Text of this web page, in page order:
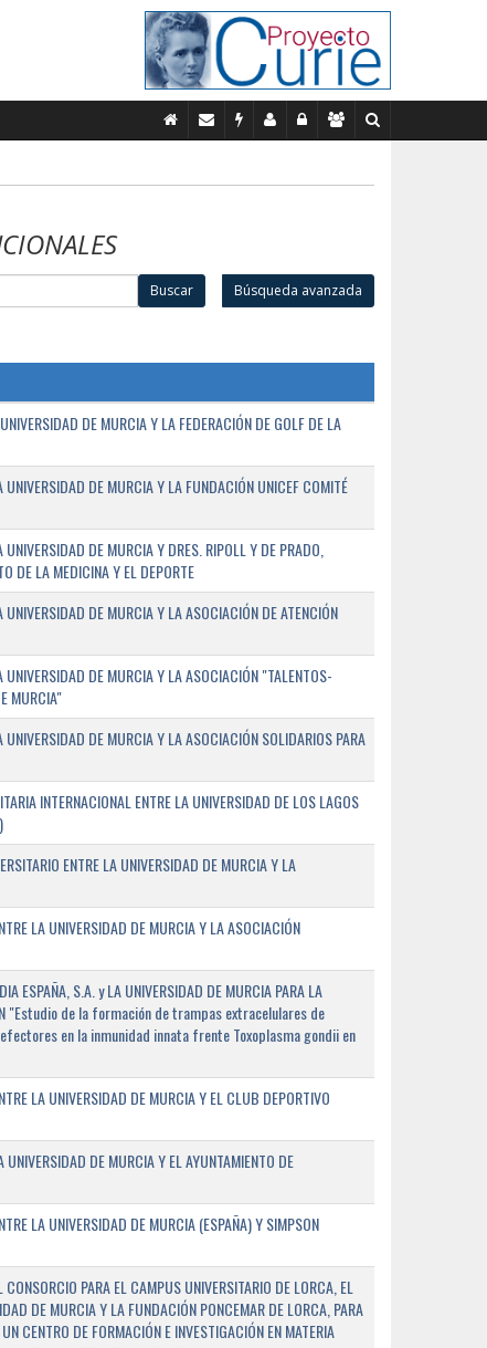
Buscar Búsqueda avanzada
DE MURCIA Y LA FEDERACIÓN DE GOLF DE LA
DE MURCIA Y LA FUNDACIÓN UNICEF COMITÉ
DE MURCIA Y DRES. RIPOLL Y DE PRADO,
DE LA MEDICINA Y EL DEPORTE
DE MURCIA Y LA ASOCIACIÓN DE ATENCIÓN
DE MURCIA Y LA ASOCIACIÓN "TALENTOS-
MURCIA"
DE MURCIA Y LA ASOCIACIÓN SOLIDARIOS PARA
INTERNACIONAL ENTRE LA UNIVERSIDAD DE LOS LAGOS
ENTRE LA UNIVERSIDAD DE MURCIA Y LA
LA UNIVERSIDAD DE MURCIA Y LA ASOCIACIÓN
ESPAÑA, S.A. y LA UNIVERSIDAD DE MURCIA PARA LA
"Estudio de la formación de trampas extracelulares de
en la inmunidad innata frente Toxoplasma gondii en
LA UNIVERSIDAD DE MURCIA Y EL CLUB DEPORTIVO
DE MURCIA Y EL AYUNTAMIENTO DE
LA UNIVERSIDAD DE MURCIA (ESPAÑA) Y SIMPSON
PARA EL CAMPUS UNIVERSITARIO DE LORCA, EL
DE MURCIA Y LA FUNDACIÓN PONCEMAR DE LORCA, PARA
CENTRO DE FORMACIÓN E INVESTIGACIÓN EN MATERIA